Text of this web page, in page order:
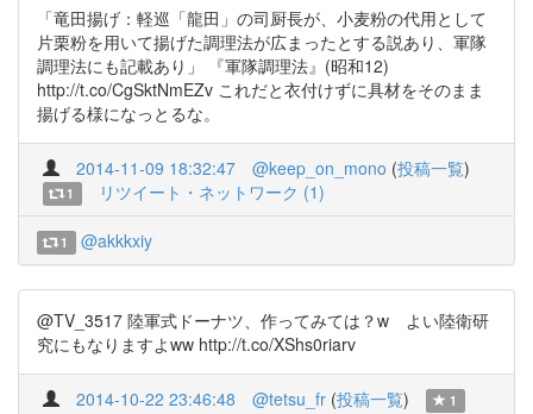
「竜田揚げ：軽巡「龍田」の司厨長が、小麦粉の代用として
片栗粉を用いて揚げた調理法が広まったとする説あり、軍隊
調理法にも記載あり」 『軍隊調理法』(昭和12)
http://t.co/CgSktNmEZv これだと衣付けずに具材をそのまま
揚げる様になっとるな。
2014-11-09 18:32:47 @keep_on_mono (投稿一覧)
1 リツイート・ネットワーク (1)
1 @akkkxiy
@TV_3517 陸軍式ドーナツ、作ってみては？w よい陸衛研
究にもなりますよww http://t.co/XShs0riarv
2014-10-22 23:46:48 @tetsu_fr (投稿一覧) 1